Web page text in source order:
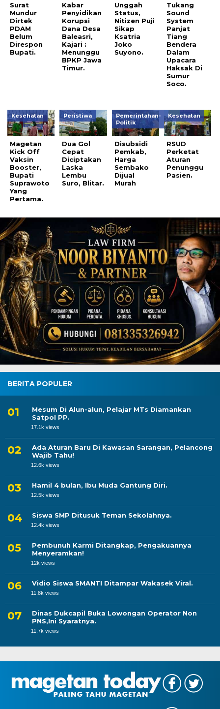
Surat
Mundur
Dirtek
PDAM
Belum
Direspon
Bupati.
Kabar
Penyidikan
Korupsi
Dana Desa
Baleasri,
Kajari :
Menunggu
BPKP Jawa
Timur.
Unggah
Status,
Nitizen Puji
Sikap
Ksatria
Joko
Suyono.
Tukang
Sound
System
Panjat
Tiang
Bendera
Dalam
Upacara
Haksak Di
Sumur
Soco.
Kesehatan
Magetan
Kick Off
Vaksin
Booster,
Bupati
Suprawoto
Yang
Pertama.
Peristiwa
Dua Gol
Cepat
Diciptakan
Laska
Lembu
Suro, Blitar.
Pemerintahan-
Politik
Disubsidi
Pemkab,
Harga
Sembako
Dijual
Murah
Kesehatan
RSUD
Perketat
Aturan
Penunggu
Pasien.
BERITA POPULER
Mesum Di Alun-alun, Pelajar MTs Diamankan
Satpol PP.
17.1k views
Ada Aturan Baru Di Kawasan Sarangan, Pelancong
Wajib Tahu!
12.6k views
Hamil 4 bulan, Ibu Muda Gantung Diri.
12.5k views
Siswa SMP Ditusuk Teman Sekolahnya.
12.4k views
Pembunuh Karmi Ditangkap, Pengakuannya
Menyeramkan!
12k views
Vidio Siswa SMANTI Ditampar Wakasek Viral.
11.8k views
Dinas Dukcapil Buka Lowongan Operator Non
PNS,Ini Syaratnya.
11.7k views